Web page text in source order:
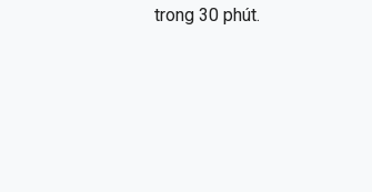
trong 30 phút.